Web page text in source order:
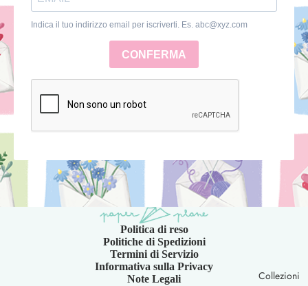
Collezioni
Politica di reso
Politiche di Spedizioni
Termini di Servizio
Informativa sulla Privacy
Note Legali